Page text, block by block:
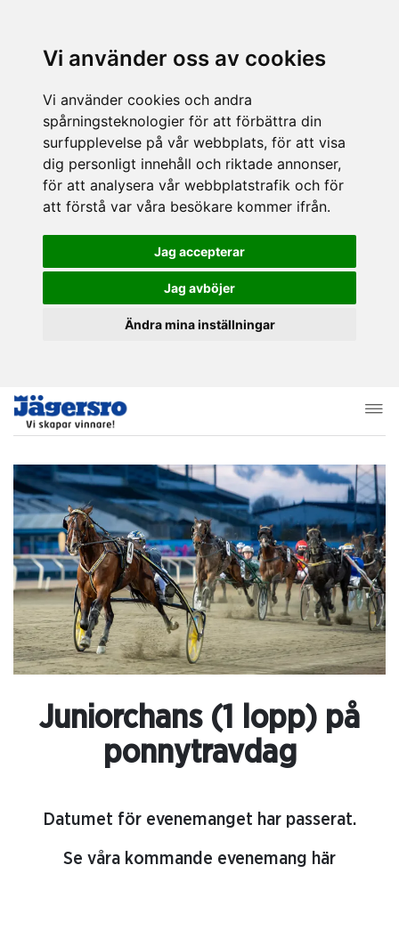
Vi använder oss av cookies
Vi använder cookies och andra
spårningsteknologier för att förbättra din
surfupplevelse på vår webbplats, för att visa
dig personligt innehåll och riktade annonser,
för att analysera vår webbplatstrafik och för
att förstå var våra besökare kommer ifrån.
Jag accepterar
Jag avböjer
Ändra mina inställningar
Juniorchans (1 lopp) på
ponnytravdag
Datumet för evenemanget har passerat.
Se våra kommande evenemang här